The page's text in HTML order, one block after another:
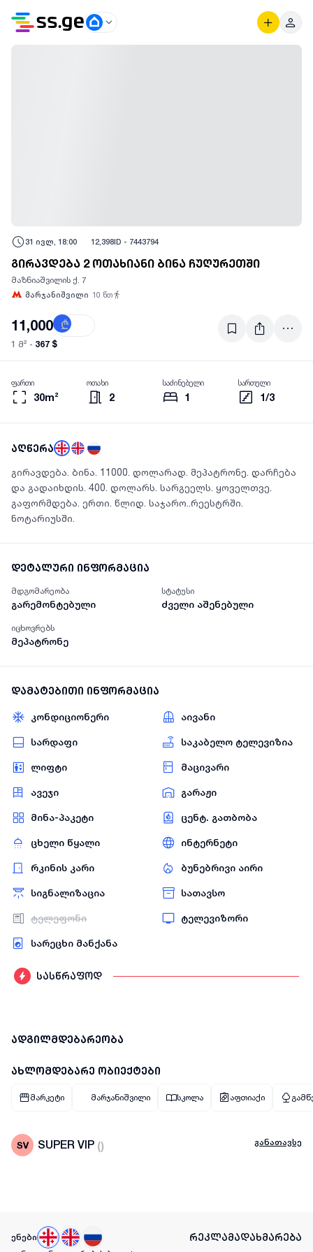
31 ივლ, 18:00 12,398ID - 7443794
გირავდება 2 ოთახიანი ბინა ჩუღურეთში
მაზნიაშვილის ქ. 7
მარჯანიშვილი 10 წთ
11,000 ₾
1 მ² - 367 $
30m²
ფართი
2
ოთახი
1
საძინებელი
1/3
სართული
აღწერა
გირავდება. ბინა. 11000. დოლარად. მეპატრონე. დარჩება
და გადაიხდის. 400. დოლარს. სარგეელს. ყოველთვე.
გაფორმდება. ერთი. წლიდ. საჯარო..რეესტრში.
ნოტარიუსში.
დეტალური ინფორმაცია
მდგომარეობა
გარემონტებული
სტატუსი
ძველი აშენებული
იცხოვრებს
მეპატრონე
დამატებითი ინფორმაცია
კონდიციონერი აივანი
სარდაფი საკაბელო ტელევიზია
ლიფტი მაცივარი
ავეჯი გარაჟი
მინა-პაკეტი ცენტ. გათბობა
ცხელი წყალი ინტერნეტი
რკინის კარი ბუნებრივი აირი
სიგნალიზაცია სათავსო
ტელეფონი ტელევიზორი
სარეცხი მანქანა
სასწრაფოდ
ადგილმდებარეობა
ახლომდებარე ობიექტები
მარკეტი მარჯანიშვილი სკოლა აფთიაქი
SUPER VIP () განათავსე
ენები რეკლამადახმარება